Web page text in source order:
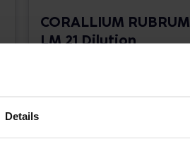
Details
CORALLIUM RUBRUM
LM 21 Dilution